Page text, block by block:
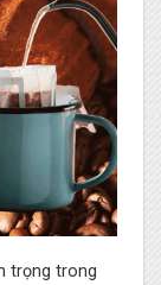
trọng trong